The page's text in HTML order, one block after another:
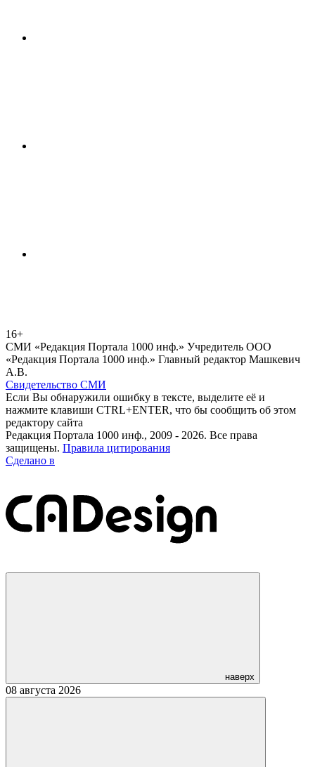
16+
СМИ «Редакция Портала 1000 инф.» Учредитель ООО
«Редакция Портала 1000 инф.» Главный редактор Машкевич
А.В.
Свидетельство СМИ
Если Вы обнаружили ошибку в тексте, выделите её и
нажмите клавиши CTRL+ENTER, что бы сообщить об этом
редактору сайта
Редакция Портала 1000 инф., 2009 - 2026. Все права
защищены. Правила цитирования
Сделано в
наверх
08 августа 2026